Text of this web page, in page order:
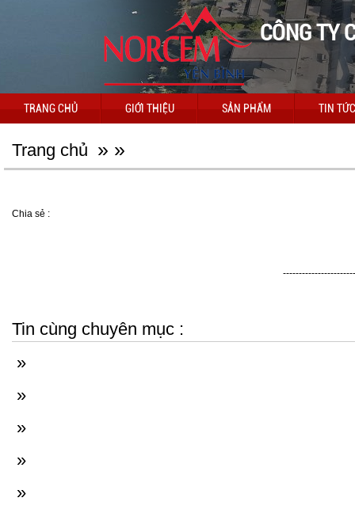
CÔNG TY
TRANG CHỦ GIỚI THIỆU SẢN PHẨM TIN TỨC
Trang chủ » »
Chia sẻ :
Tin cùng chuyên mục :
»
»
»
»
»